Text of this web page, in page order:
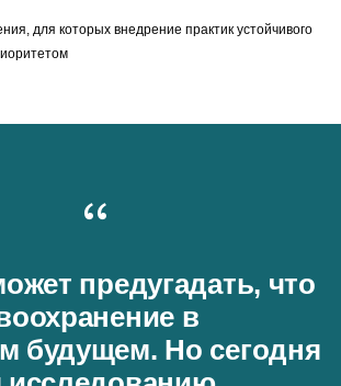
для которых внедрение практик устойчивого
предугадать, что
в
будущем. Но сегодня